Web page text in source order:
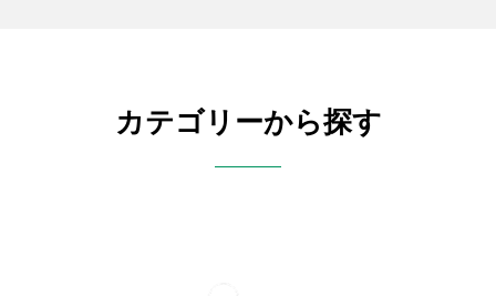
カテゴリーから探す